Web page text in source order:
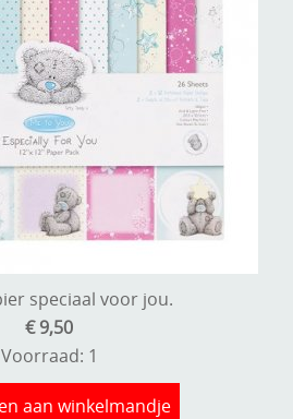
speciaal voor jou.
€ 9,50
Voorraad: 1
aan winkelmandje